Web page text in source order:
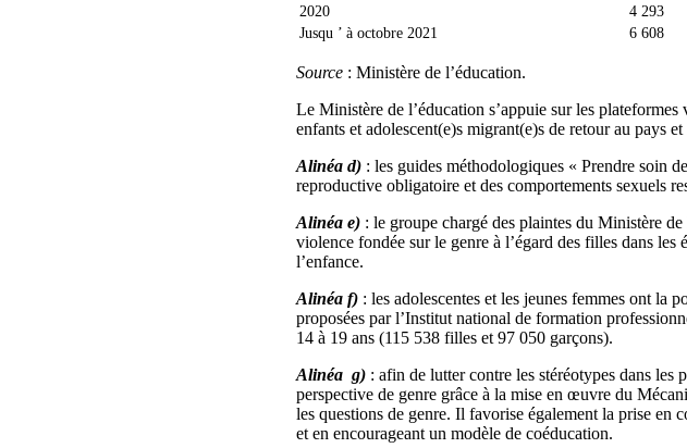
2020
4 293
Jusqu ’ à octobre 2021
6 608
Source : Ministère de l’éducation.
Le Ministère de l’éducation s’appuie sur les
enfants et adolescent(e)s migrant(e)s de retour au pays
Alinéa d) : les guides méthodologiques « Prendre soin
reproductive obligatoire et des comportements sexuels
Alinéa e) : le groupe chargé des plaintes du Ministère
violence fondée sur le genre à l’égard des filles dans
l’enfance.
Alinéa f) : les adolescentes et les jeunes femmes ont la
proposées par l’Institut national de formation
14 à 19 ans (115 538 filles et 97 050 garçons).
Alinéa g) : afin de lutter contre les stéréotypes dans les
perspective de genre grâce à la mise en œuvre du
les questions de genre. Il favorise également la prise en
et en encourageant un modèle de coéducation.